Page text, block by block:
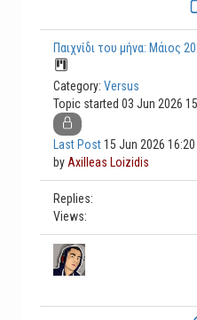
Παιχνίδι του μήνα: Μάιος
Category: Versus
Topic started 03 Jun 2026
Last Post15 Jun 2026 16:20
by Axilleas Loizidis
Replies:
Views: